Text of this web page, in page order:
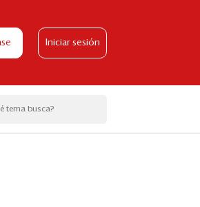
Iniciar sesión